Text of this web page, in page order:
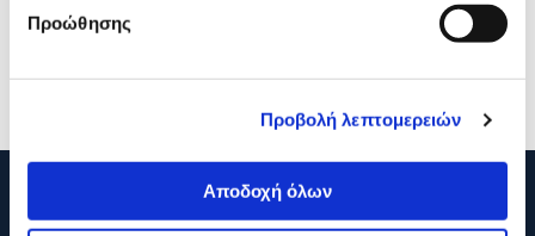
Προώθησης
Προβολή λεπτομερειών
Αποδοχή όλων
28,00€
Προσθήκη Προσθήκη
210 2895000